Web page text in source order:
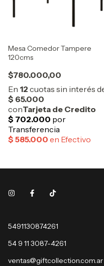
Mesa Comedor Tampere
120cms
$780.000,00
5491130874261
54 9 11 3087-4261
ventas@giftcollection.com.ar